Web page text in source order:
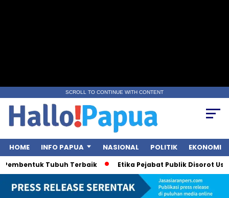
SCROLL TO CONTINUE WITH CONTENT
HOME INFO PAPUA NASIONAL POLITIK EKONOMI
Tubuh Terbaik Etika Pejabat Publik Disorot Usai